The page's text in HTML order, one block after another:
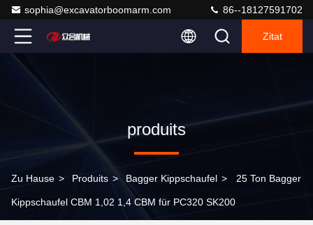
sophia@excavatorboomarm.com 86--18127591702
Zitat
produits
Zu Hause > Produits > Bagger Kippschaufel > 25 Ton Bagger
Kippschaufel CBM 1,02 1,4 CBM für PC320 SK200